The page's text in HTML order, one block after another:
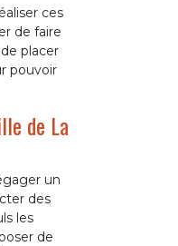
ces
de faire
placer
pouvoir
de La
un
des
les
de